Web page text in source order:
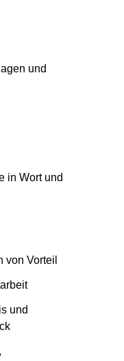
und
in Wort und
von Vorteil
und